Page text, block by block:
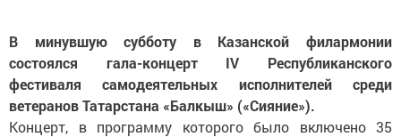
В минувшую субботу в Казанской филармонии
состоялся гала-концерт IV Республиканского
фестиваля самодеятельных исполнителей среди
ветеранов Татарстана «Балкыш» («Сияние»).
Концерт, в программу которого было включено 35